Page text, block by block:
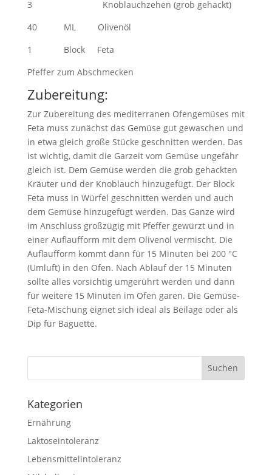
3 Knoblauchzehen (grob gehackt)
40 ML Olivenöl
1 Block Feta
Pfeffer zum Abschmecken
Zubereitung:
Zur Zubereitung des mediterranen Ofengemüses mit
Feta muss zunächst das Gemüse gut gewaschen und
in etwa gleich große Stücke geschnitten werden. Das
ist wichtig, damit die Garzeit vom Gemüse ungefähr
gleich ist. Dem Gemüse werden die grob gehackten
Kräuter und der Knoblauch hinzugefügt. Der Block
Feta muss in Würfel geschnitten werden und auch
dem Gemüse hinzugefügt werden. Das Ganze wird
im Anschluss großzügig mit Pfeffer gewürzt und in
einer Auflaufform mit dem Olivenöl vermischt. Die
Auflaufform kommt dann für 15 Minuten bei 200 °C
(Umluft) in den Ofen. Nach Ablauf der 15 Minuten
sollte alles vorsichtig umgerührt werden und dann
für weitere 15 Minuten im Ofen garen. Die Gemüse-
Feta-Mischung eignet sich ideal als Beilage oder als
Dip für Baguette.
Kategorien
Ernährung
Laktoseintoleranz
Lebensmittelintoleranz